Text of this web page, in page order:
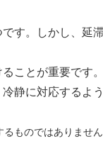
す。しかし、延
ことが重要です。
静に対応するよ
ものではありませ